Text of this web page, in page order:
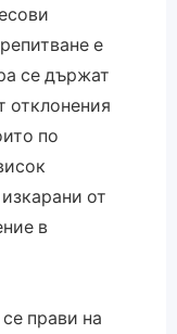
е
се държат
отклонения
по
от
в
прави на